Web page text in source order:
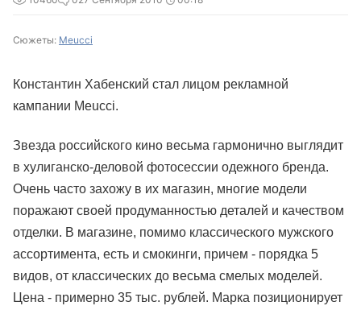
Сюжеты: Meucci
Константин Хабенский стал лицом рекламной
кампании Meucci.
Звезда российского кино весьма гармонично выглядит
в хулиганско-деловой фотосессии одежного бренда.
Очень часто захожу в их магазин, многие модели
поражают своей продуманностью деталей и качеством
отделки. В магазине, помимо классического мужского
ассортимента, есть и смокинги, причем - порядка 5
видов, от классических до весьма смелых моделей.
Цена - примерно 35 тыс. рублей. Марка позиционирует